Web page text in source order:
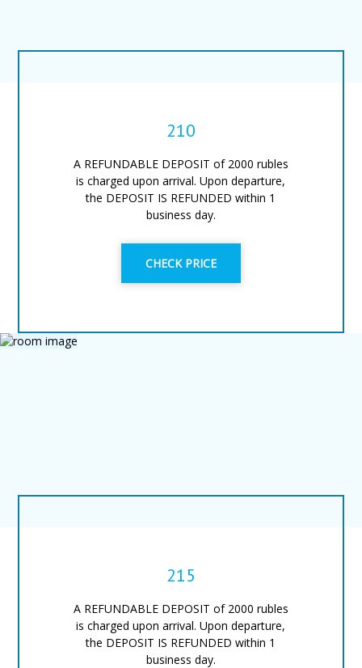
210
A REFUNDABLE DEPOSIT of 2000 rubles
is charged upon arrival. Upon departure,
the DEPOSIT IS REFUNDED within 1
business day.
CHECK PRICE
215
A REFUNDABLE DEPOSIT of 2000 rubles
is charged upon arrival. Upon departure,
the DEPOSIT IS REFUNDED within 1
business day.